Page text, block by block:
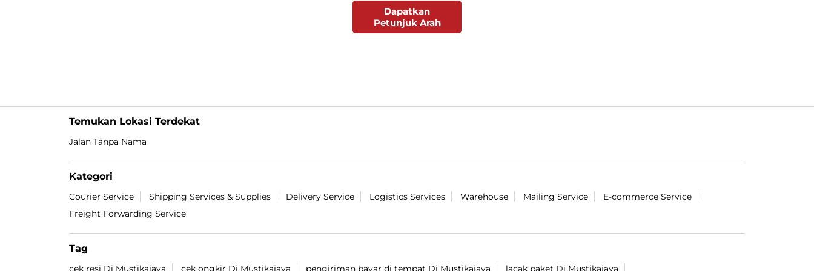
Dapatkan
Petunjuk Arah
Temukan Lokasi Terdekat
Jalan Tanpa Nama
Kategori
Courier Service Shipping Services & Supplies Delivery Service Logistics Services Warehouse Mailing Service
E-commerce Service
Freight Forwarding Service
Tag
cek resi Di Mustikajaya cek ongkir Di Mustikajaya pengiriman bayar di tempat Di Mustikajaya lacak paket Di Mustikajaya